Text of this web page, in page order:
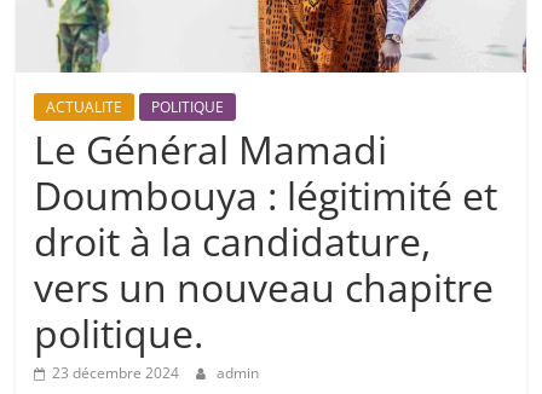
ACTUALITE POLITIQUE
Le Général Mamadi
Doumbouya : légitimité et
droit à la candidature,
vers un nouveau chapitre
politique.
23 décembre 2024 admin